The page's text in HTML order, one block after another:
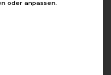
mit dem
oder anpassen.
Gruppen, für